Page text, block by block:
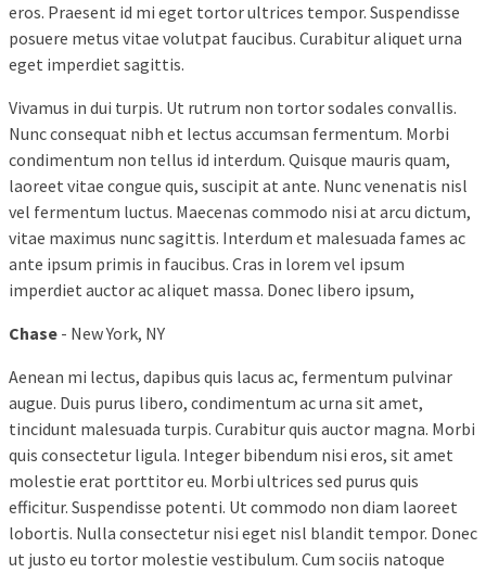
eros. Praesent id mi eget tortor ultrices tempor. Suspendisse
posuere metus vitae volutpat faucibus. Curabitur aliquet urna
eget imperdiet sagittis.
Vivamus in dui turpis. Ut rutrum non tortor sodales convallis.
Nunc consequat nibh et lectus accumsan fermentum. Morbi
condimentum non tellus id interdum. Quisque mauris quam,
laoreet vitae congue quis, suscipit at ante. Nunc venenatis nisl
vel fermentum luctus. Maecenas commodo nisi at arcu dictum,
vitae maximus nunc sagittis. Interdum et malesuada fames ac
ante ipsum primis in faucibus. Cras in lorem vel ipsum
imperdiet auctor ac aliquet massa. Donec libero ipsum,
Chase - New York, NY
Aenean mi lectus, dapibus quis lacus ac, fermentum pulvinar
augue. Duis purus libero, condimentum ac urna sit amet,
tincidunt malesuada turpis. Curabitur quis auctor magna. Morbi
quis consectetur ligula. Integer bibendum nisi eros, sit amet
molestie erat porttitor eu. Morbi ultrices sed purus quis
efficitur. Suspendisse potenti. Ut commodo non diam laoreet
lobortis. Nulla consectetur nisi eget nisl blandit tempor. Donec
ut justo eu tortor molestie vestibulum. Cum sociis natoque